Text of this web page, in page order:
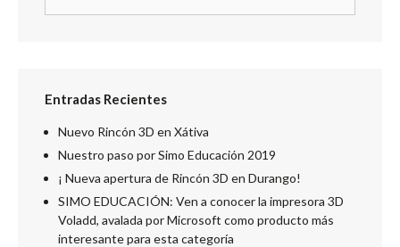
Entradas Recientes
Nuevo Rincón 3D en Xátiva
Nuestro paso por Simo Educación 2019
¡ Nueva apertura de Rincón 3D en Durango!
SIMO EDUCACIÓN: Ven a conocer la impresora 3D
Voladd, avalada por Microsoft como producto más
interesante para esta categoría